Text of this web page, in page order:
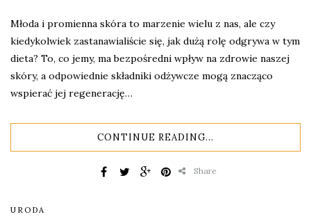
Młoda i promienna skóra to marzenie wielu z nas, ale czy
kiedykolwiek zastanawialiście się, jak dużą rolę odgrywa w tym
dieta? To, co jemy, ma bezpośredni wpływ na zdrowie naszej
skóry, a odpowiednie składniki odżywcze mogą znacząco
wspierać jej regenerację…
CONTINUE READING...
Share
URODA